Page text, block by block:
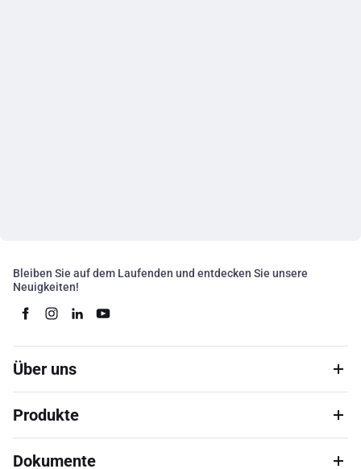
Bleiben Sie auf dem Laufenden und entdecken Sie unsere
Neuigkeiten!
Über uns
Produkte
Dokumente